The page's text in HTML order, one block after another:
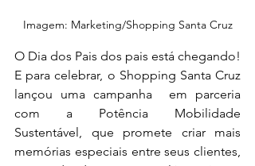
Imagem: Marketing/Shopping Santa Cruz
O Dia dos Pais dos pais está chegando!
E para celebrar, o Shopping Santa Cruz
lançou uma campanha  em parceria
com a Potência Mobilidade
Sustentável, que promete criar mais
memórias especiais entre seus clientes,